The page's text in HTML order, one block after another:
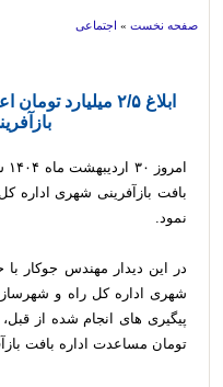
صفحه نخست » اجتماعی
ابلاغ ۲/۵
بافت بازآفرینی شهری اداره
نمود.
در این دیدار مهندس جوکار با
شهری اداره کل راه و
تومان مساعدت اداره بافت